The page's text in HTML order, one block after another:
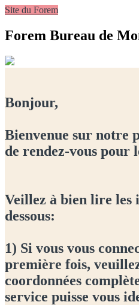
Site du Forem
Forem Bureau de
Bonjour,
Bienvenue sur notre
de rendez-vous pour
Veillez à bien lire les
dessous:
1) Si vous vous
première fois,
coordonnées
service puisse vous